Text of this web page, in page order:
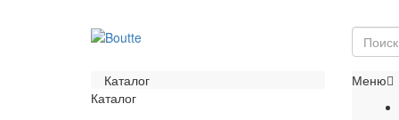
Каталог
Каталог
Меню